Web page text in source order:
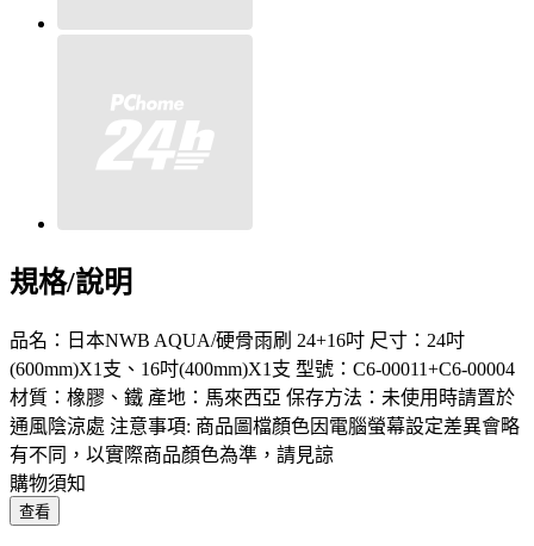
規格/說明
品名：日本NWB AQUA/硬骨雨刷 24+16吋 尺寸：24吋
(600mm)X1支、16吋(400mm)X1支 型號：C6-00011+C6-00004
材質：橡膠、鐵 產地：馬來西亞 保存方法：未使用時請置於
通風陰涼處 注意事項: 商品圖檔顏色因電腦螢幕設定差異會略
有不同，以實際商品顏色為準，請見諒
購物須知
查看